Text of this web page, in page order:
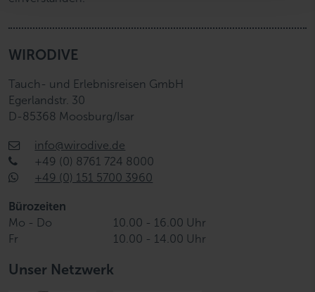
WIRODIVE
Tauch- und Erlebnisreisen GmbH
Egerlandstr. 30
D-85368 Moosburg/Isar
info@wirodive.de
+49 (0) 8761 724 8000
+49 (0) 151 5700 3960
Bürozeiten
Mo - Do
10.00 - 16.00 Uhr
Fr
10.00 - 14.00 Uhr
Unser Netzwerk